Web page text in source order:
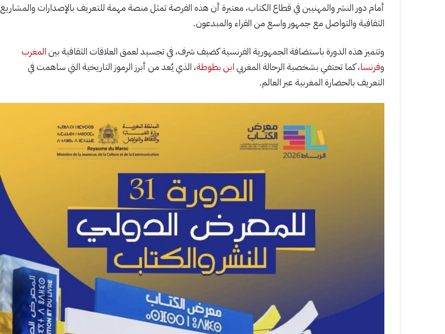
أمام دور النشر والمهنيين في قطاع الكتاب، معتبرة أن هذه الفرصة تمثل منصة مهمة للتعريف بالإصدارات والمشاريع
الثقافية والتواصل مع جمهور واسع من القراء والمبدعون.
وتتميز هذه الدورة باستضافة الجمهورية الفرنسية كضيف شرف، في تجسيد لعمق العلاقات الثقافية بينالمغرب
وفرنسا، كما تحتفي بشخصية الرحالة المغربيابن بطوطة، الذي يُعد من أبرز الرموز التاريخية التي ساهمت في
التعريف بالحضارة المغربية عبر العالم.